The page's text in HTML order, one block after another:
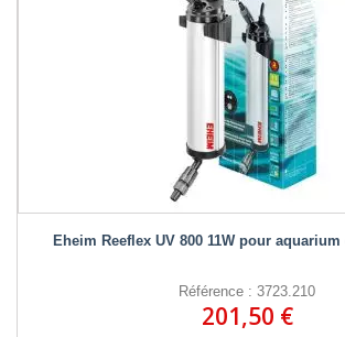
Eheim Reeflex UV 800 11W pour aquarium
Référence : 3723.210
201,50 €